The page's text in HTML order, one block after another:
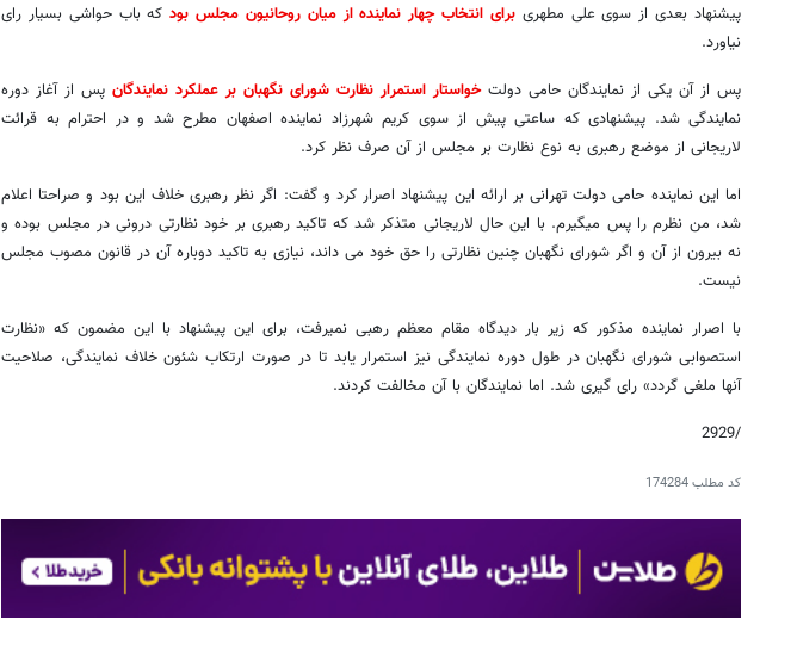
پیشنهاد بعدی از سوی علی مطهریبرای انتخاب چهار نماینده از میان روحانیون مجلس بودکه باب حواشی بسیار رای
نیاورد.
پس از آن یکی از نمایندگان حامی دولتخواستار استمرار نظارت شورای نگهبان بر عملکرد نمایندگان پس از آغاز دوره
نمایندگی شد. پیشنهادی که ساعتی پیش از سوی کریم شهرزاد نماینده اصفهان مطرح شد و در احترام به قرائت
لاریجانی از موضع رهبری به نوع نظارت بر مجلس از آن صرف نظر کرد.
اما این نماینده حامی دولت تهرانی بر ارائه این پیشنهاد اصرار کرد و گفت: اگر نظر رهبری خلاف این بود و صراحتا اعلام
شد، من نظرم را پس می​گیرم. با این حال لاریجانی متذکر شد که تاکید رهبری بر خود نظارتی درونی در مجلس بوده و
نه بیرون از آن و اگر شورای نگهبان چنین نظارتی را حق خود می داند، نیازی به تاکید دوباره آن در قانون مصوب مجلس
نیست.
با اصرار نماینده مذکور که زیر بار دیدگاه مقام معظم رهبی نمی​​رفت، برای این پیشنهاد با این مضمون که «نظارت
استصوابی شورای نگهبان در طول دوره نمایندگی نیز استمرار یابد تا در صورت ارتکاب شئون خلاف نمایندگی، صلاحیت
آنها ملغی گردد» رای گیری شد. اما نمایندگان با آن مخالفت کردند.
/2929
کد مطلب174284